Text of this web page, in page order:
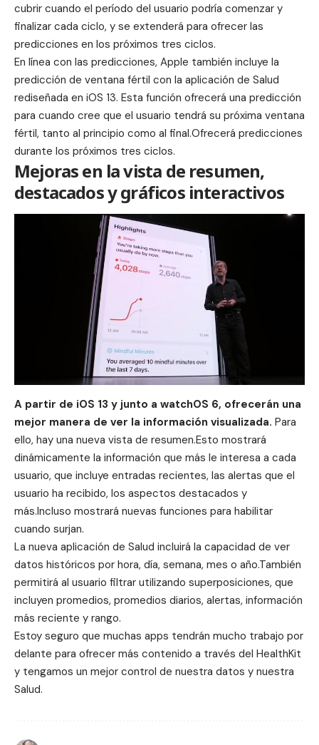
cubrir cuando el período del usuario podría comenzar y
finalizar cada ciclo, y se extenderá para ofrecer las
predicciones en los próximos tres ciclos.
En línea con las predicciones, Apple también incluye la
predicción de ventana fértil con la aplicación de Salud
rediseñada en iOS 13. Esta función ofrecerá una predicción
para cuando cree que el usuario tendrá su próxima ventana
fértil, tanto al principio como al final.Ofrecerá predicciones
durante los próximos tres ciclos.
Mejoras en la vista de resumen,
destacados y gráficos interactivos
A partir de iOS 13 y junto a watchOS 6, ofrecerán una
mejor manera de ver la información visualizada. Para
ello, hay una nueva vista de resumen.Esto mostrará
dinámicamente la información que más le interesa a cada
usuario, que incluye entradas recientes, las alertas que el
usuario ha recibido, los aspectos destacados y
más.Incluso mostrará nuevas funciones para habilitar
cuando surjan.
La nueva aplicación de Salud incluirá la capacidad de ver
datos históricos por hora, día, semana, mes o año.También
permitirá al usuario filtrar utilizando superposiciones, que
incluyen promedios, promedios diarios, alertas, información
más reciente y rango.
Estoy seguro que muchas apps tendrán mucho trabajo por
delante para ofrecer más contenido a través del HealthKit
y tengamos un mejor control de nuestra datos y nuestra
Salud.